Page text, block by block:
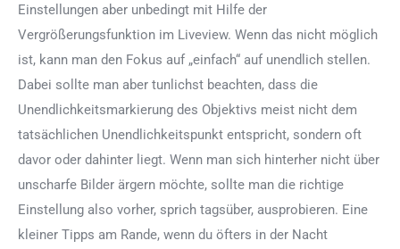
Einstellungen aber unbedingt mit Hilfe der
Vergrößerungsfunktion im Liveview. Wenn das nicht möglich
ist, kann man den Fokus auf „einfach“ auf unendlich stellen.
Dabei sollte man aber tunlichst beachten, dass die
Unendlichkeitsmarkierung des Objektivs meist nicht dem
tatsächlichen Unendlichkeitspunkt entspricht, sondern oft
davor oder dahinter liegt. Wenn man sich hinterher nicht über
unscharfe Bilder ärgern möchte, sollte man die richtige
Einstellung also vorher, sprich tagsüber, ausprobieren. Eine
kleiner Tipps am Rande, wenn du öfters in der Nacht